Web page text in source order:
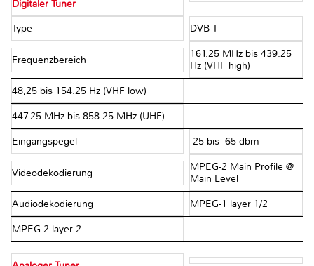
Digitaler Tuner
Type DVB-T
Frequenzbereich
161.25 MHz bis 439.25
Hz (VHF high)
48,25 bis 154.25 Hz (VHF low)
447.25 MHz bis 858.25 MHz (UHF)
Eingangspegel -25 bis -65 dbm
Videodekodierung
MPEG-2 Main Profile @
Main Level
Audiodekodierung MPEG-1 layer 1/2
MPEG-2 layer 2